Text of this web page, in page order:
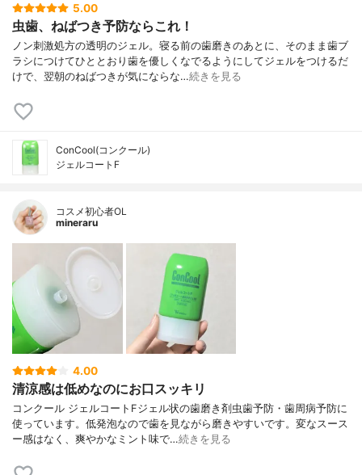
5.00
虫歯、ねばつき予防ならこれ！
ノン刺激処方の透明のジェル。寝る前の歯磨きのあとに、そのまま歯ブ
ラシにつけてひととおり歯を優しくなでるようにしてジェルをつけるだ
けで、翌朝のねばつきが気にならな…続きを見る
ConCool(コンクール)
ジェルコートF
コスメ初心者OL
mineraru
4.00
清涼感は低めなのにお口スッキリ
コンクール ジェルコートFジェル状の歯磨き剤虫歯予防・歯周病予防に
使っています。低発泡なので歯を見ながら磨きやすいです。変なスース
ー感はなく、爽やかなミント味で…続きを見る